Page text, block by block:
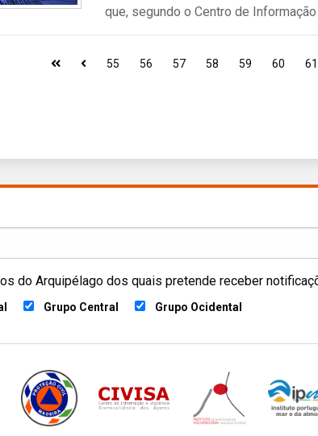
que, segundo o Centro de
55 56 57 58 59 60 61
do Arquipélago dos quais pretende receber
Grupo Central Grupo Ocidental